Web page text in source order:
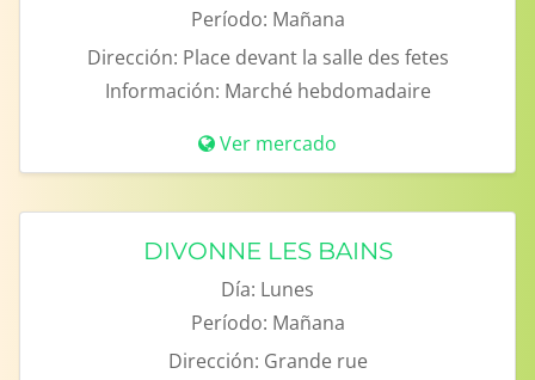
Período: Mañana
Dirección: Place devant la salle des fetes
Información: Marché hebdomadaire
Ver mercado
DIVONNE LES BAINS
Día: Lunes
Período: Mañana
Dirección: Grande rue